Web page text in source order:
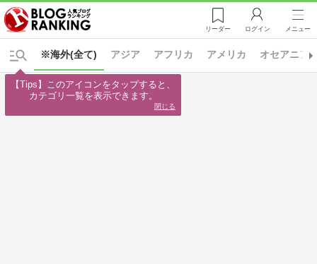
リーダー ログイン メニュー
※海外(全て) アジア アフリカ アメリカ オセアニア
【Tips】このアイコンをタップすると、
カテゴリ一覧を表示できます。
閉じる